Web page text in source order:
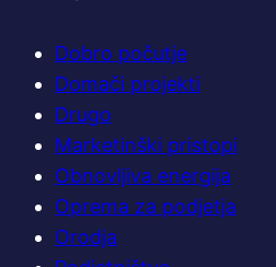
Dobro počutje
Domači projekti
Drugo
Marketinški pristopi
Obnovljiva energija
Oprema za podjetja
Orodja